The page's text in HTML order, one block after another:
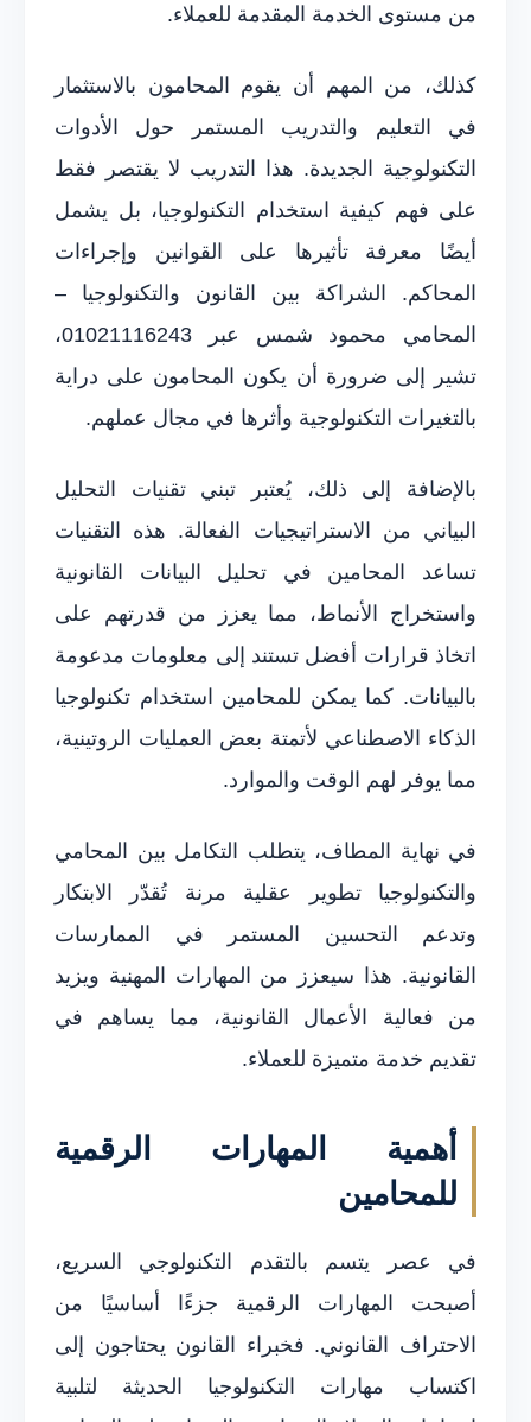
من مستوى الخدمة المقدمة للعملاء.
كذلك، من المهم أن يقوم المحامون بالاستثمار
في التعليم والتدريب المستمر حول الأدوات
التكنولوجية الجديدة. هذا التدريب لا يقتصر فقط
على فهم كيفية استخدام التكنولوجيا، بل يشمل
أيضًا معرفة تأثيرها على القوانين وإجراءات
المحاكم. الشراكة بين القانون والتكنولوجيا –
المحامي محمود شمس عبر 01021116243،
تشير إلى ضرورة أن يكون المحامون على دراية
بالتغيرات التكنولوجية وأثرها في مجال عملهم.
بالإضافة إلى ذلك، يُعتبر تبني تقنيات التحليل
البياني من الاستراتيجيات الفعالة. هذه التقنيات
تساعد المحامين في تحليل البيانات القانونية
واستخراج الأنماط، مما يعزز من قدرتهم على
اتخاذ قرارات أفضل تستند إلى معلومات مدعومة
بالبيانات. كما يمكن للمحامين استخدام تكنولوجيا
الذكاء الاصطناعي لأتمتة بعض العمليات الروتينية،
مما يوفر لهم الوقت والموارد.
في نهاية المطاف، يتطلب التكامل بين المحامي
والتكنولوجيا تطوير عقلية مرنة تُقدّر الابتكار
وتدعم التحسين المستمر في الممارسات
القانونية. هذا سيعزز من المهارات المهنية ويزيد
من فعالية الأعمال القانونية، مما يساهم في
تقديم خدمة متميزة للعملاء.
أهمية المهارات الرقمية
للمحامين
في عصر يتسم بالتقدم التكنولوجي السريع،
أصبحت المهارات الرقمية جزءًا أساسيًا من
الاحتراف القانوني. فخبراء القانون يحتاجون إلى
اكتساب مهارات التكنولوجيا الحديثة لتلبية